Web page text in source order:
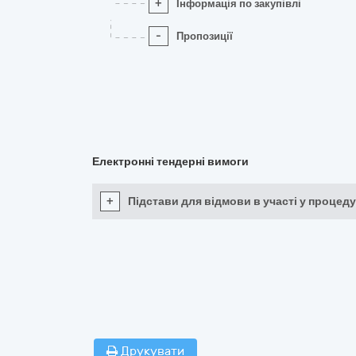
+ Інформація по закупівлі
- Пропозиції
Електронні тендерні вимоги
+ Підстави для відмови в участі у
Друкувати